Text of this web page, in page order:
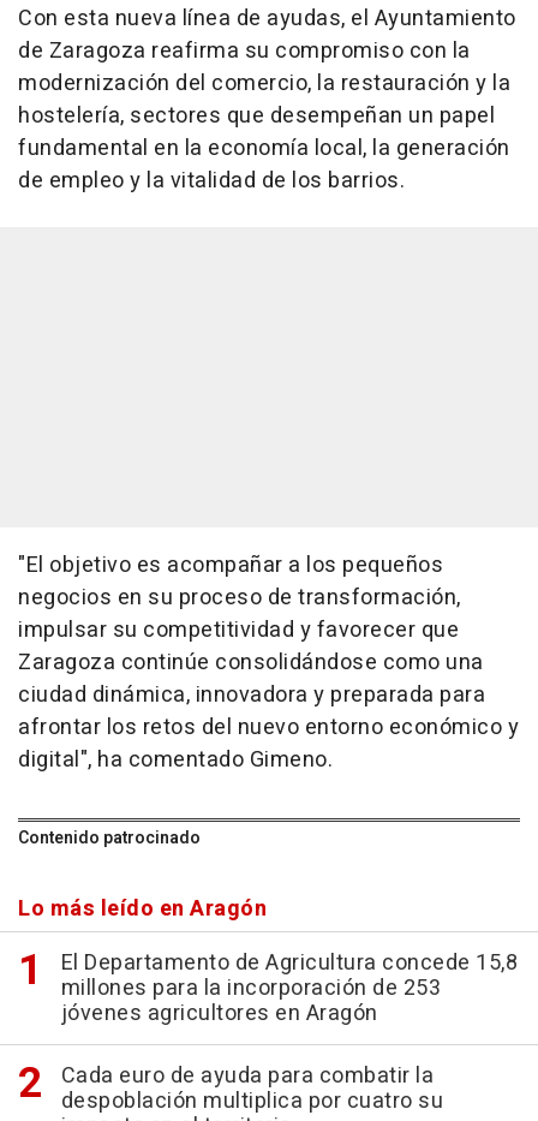
Con esta nueva línea de ayudas, el Ayuntamiento
de Zaragoza reafirma su compromiso con la
modernización del comercio, la restauración y la
hostelería, sectores que desempeñan un papel
fundamental en la economía local, la generación
de empleo y la vitalidad de los barrios.
"El objetivo es acompañar a los pequeños
negocios en su proceso de transformación,
impulsar su competitividad y favorecer que
Zaragoza continúe consolidándose como una
ciudad dinámica, innovadora y preparada para
afrontar los retos del nuevo entorno económico y
digital", ha comentado Gimeno.
Contenido patrocinado
Lo más leído en Aragón
El Departamento de Agricultura concede 15,8
millones para la incorporación de 253
jóvenes agricultores en Aragón
Cada euro de ayuda para combatir la
despoblación multiplica por cuatro su